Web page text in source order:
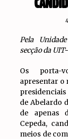
Pela
secção da
Os porta-
apresentar o
de Abelardo
de apenas
Cepeda,
meios de